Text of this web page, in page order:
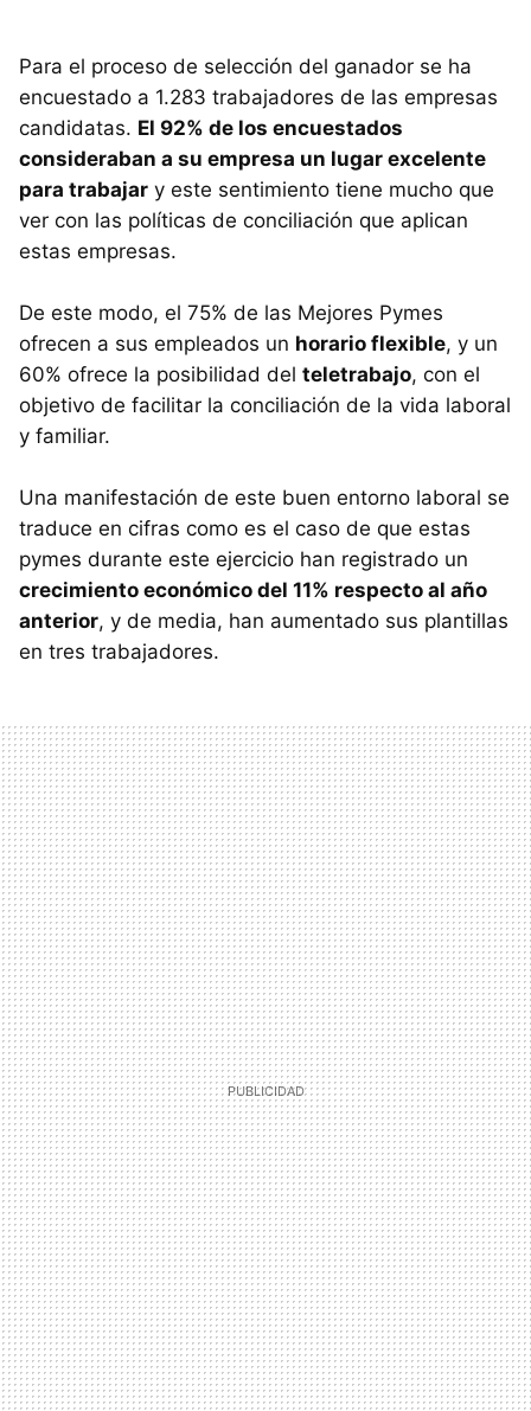
Para el proceso de selección del ganador se ha
encuestado a 1.283 trabajadores de las empresas
candidatas. El 92% de los encuestados
consideraban a su empresa un lugar excelente
para trabajar y este sentimiento tiene mucho que
ver con las políticas de conciliación que aplican
estas empresas.
De este modo, el 75% de las Mejores Pymes
ofrecen a sus empleados un horario flexible, y un
60% ofrece la posibilidad del teletrabajo, con el
objetivo de facilitar la conciliación de la vida laboral
y familiar.
Una manifestación de este buen entorno laboral se
traduce en cifras como es el caso de que estas
pymes durante este ejercicio han registrado un
crecimiento económico del 11% respecto al año
anterior, y de media, han aumentado sus plantillas
en tres trabajadores.